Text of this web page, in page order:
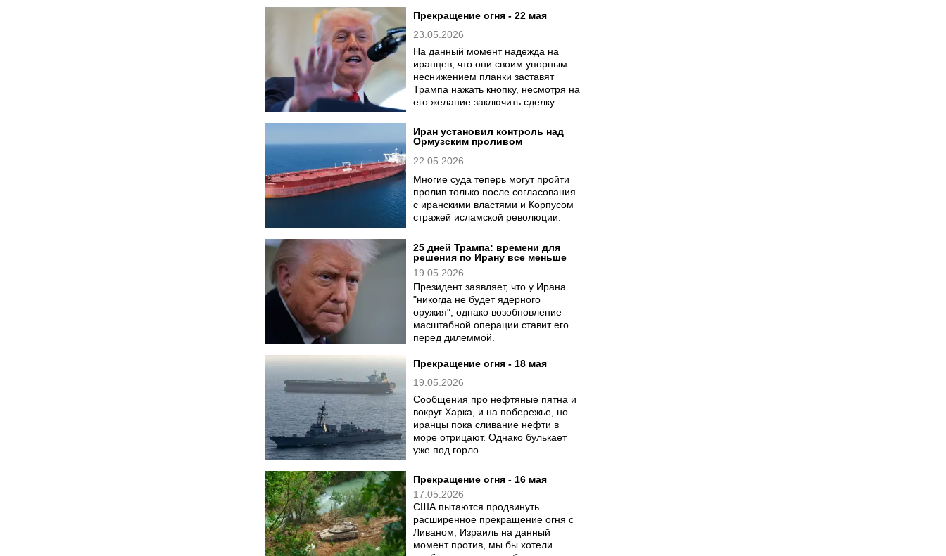
23.05.2026
происходящего - поставить себя на
место пострадавшего,
прочувствовать все от первого
лица, представить себе, что это
лицо думало и переживало.
23.05.2026
иранцев, что они своим упорным
неснижением планки заставят
Трампа нажать кнопку, несмотря на
его желание заключить сделку.
22.05.2026
Многие суда теперь могут пройти
пролив только после согласования
с иранскими властями и Корпусом
стражей исламской революции.
19.05.2026
Президент заявляет, что у Ирана
"никогда не будет ядерного
оружия", однако возобновление
масштабной операции ставит его
перед дилеммой.
19.05.2026
Сообщения про нефтяные пятна и
вокруг Харка, и на побережье, но
иранцы пока сливание нефти в
море отрицают. Однако булькает
уже под горло.